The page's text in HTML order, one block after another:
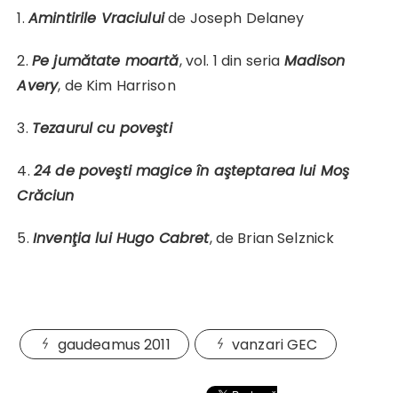
1.Amintirile Vraciuluide Joseph Delaney
2. Pe jumătate moartă, vol. 1 din seria Madison
Avery, de Kim Harrison
3. Tezaurul cu poveşti
4. 24 de poveşti magice în aşteptarea lui Moş
Crăciun
5. Invenţia lui Hugo Cabret, de Brian Selznick
gaudeamus 2011 vanzari GEC